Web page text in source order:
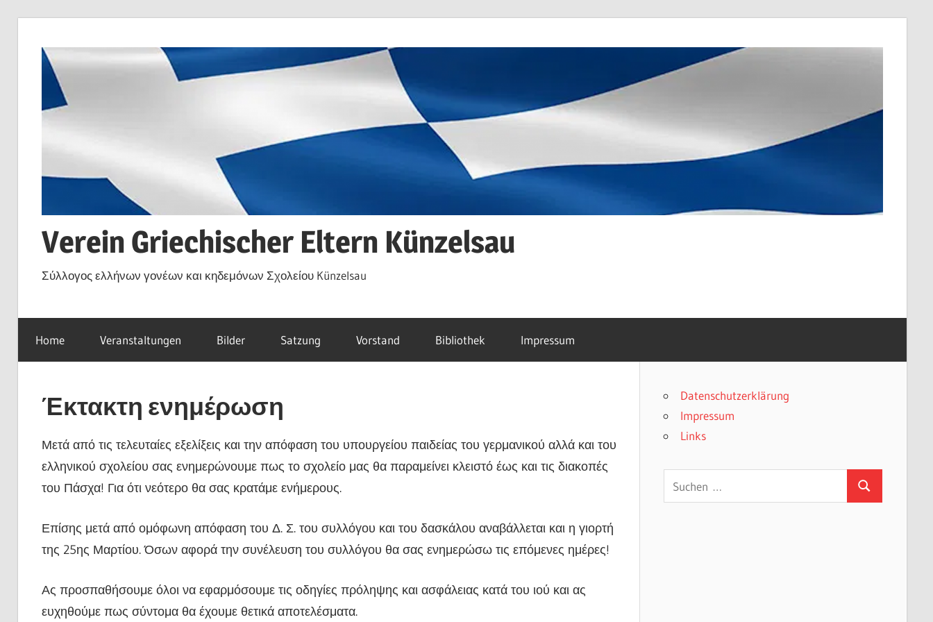
Inhalt
springen
Verein Griechischer Eltern Künzelsau
Σύλλογος ελλήνων γονέων και κηδεμόνων Σχολείου Künzelsau
Home Veranstaltungen Bilder Satzung Vorstand Bibliothek Impressum
Έκτακτη ενημέρωση
Μετά από τις τελευταίες εξελίξεις και την απόφαση του υπουργείου παιδείας του γερμανικού αλλά και του
ελληνικού σχολείου σας ενημερώνουμε πως το σχολείο μας θα παραμείνει κλειστό έως και τις διακοπές
του Πάσχα! Για ότι νεότερο θα σας κρατάμε ενήμερους.
Επίσης μετά από ομόφωνη απόφαση του Δ. Σ. του συλλόγου και του δασκάλου αναβάλλεται και η γιορτή
της 25ης Μαρτίου. Όσων αφορά την συνέλευση του συλλόγου θα σας ενημερώσω τις επόμενες ημέρες!
Ας προσπαθήσουμε όλοι να εφαρμόσουμε τις οδηγίες πρόληψης και ασφάλειας κατά του ιού και ας
ευχηθούμε πως σύντομα θα έχουμε θετικά αποτελέσματα.
Datenschutzerklärung
Impressum
Links
nach:
Suchen